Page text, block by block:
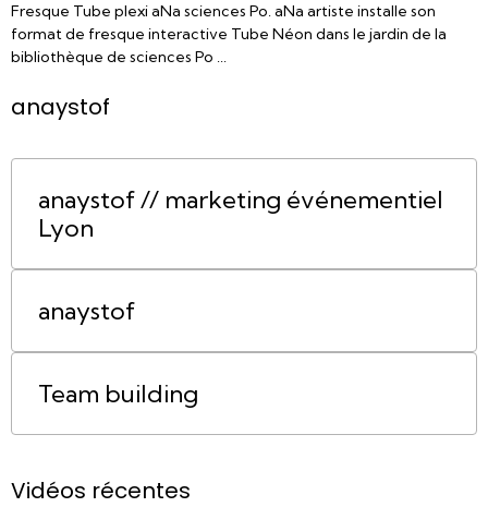
Fresque Tube plexi aNa sciences Po. aNa artiste installe son
format de fresque interactive Tube Néon dans le jardin de la
bibliothèque de sciences Po ...
anaystof
anaystof // marketing événementiel
Lyon
anaystof
Team building
Vidéos récentes